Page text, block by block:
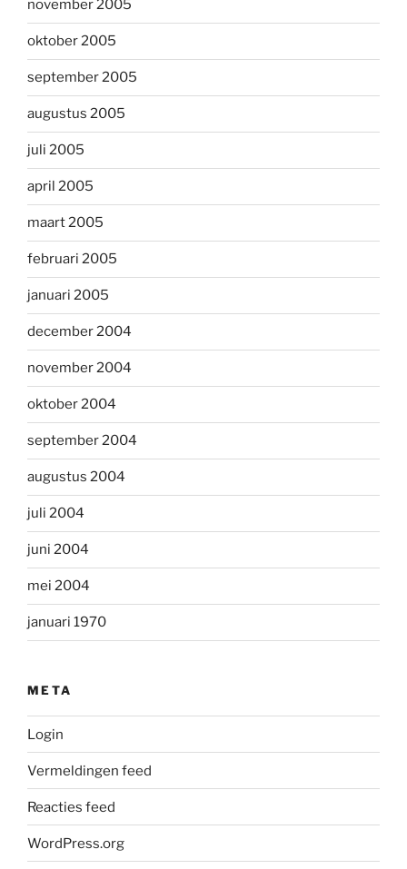
november 2005
oktober 2005
september 2005
augustus 2005
juli 2005
april 2005
maart 2005
februari 2005
januari 2005
december 2004
november 2004
oktober 2004
september 2004
augustus 2004
juli 2004
juni 2004
mei 2004
januari 1970
META
Login
Vermeldingen feed
Reacties feed
WordPress.org